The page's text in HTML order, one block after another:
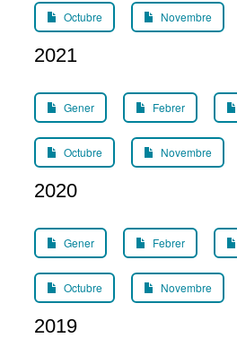
Octubre Novembre
2021
Gener Febrer
Octubre Novembre
2020
Gener Febrer
Octubre Novembre
2019